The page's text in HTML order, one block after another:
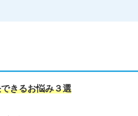
きるお悩み３選